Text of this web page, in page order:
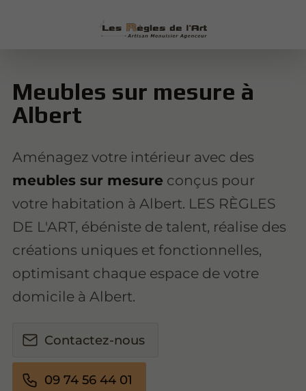
Meubles sur mesure à
Albert
Aménagez votre intérieur avec des
meubles sur mesure conçus pour
votre habitation à Albert. LES RÈGLES
DE L'ART, ébéniste de talent, réalise des
créations uniques et fonctionnelles,
optimisant chaque espace de votre
domicile à Albert.
Contactez-nous
09 74 56 44 01